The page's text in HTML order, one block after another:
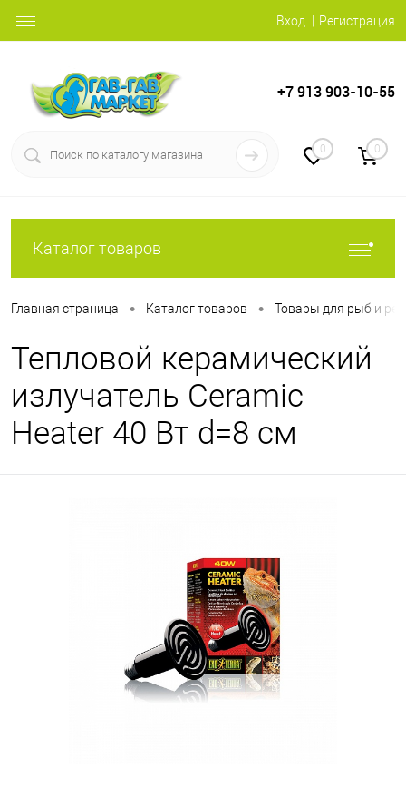
Вход Регистрация
+7 913 903-10-55
0 0
Каталог товаров
Главная страница • Каталог товаров • Товары для рыб и
Тепловой керамический
излучатель Ceramic
Heater 40 Вт d=8 см